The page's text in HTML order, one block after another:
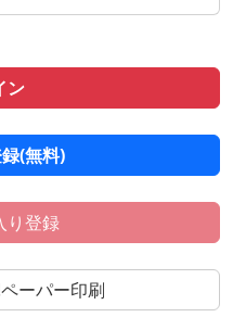
ン
(無料)
り登録
ーパー印刷